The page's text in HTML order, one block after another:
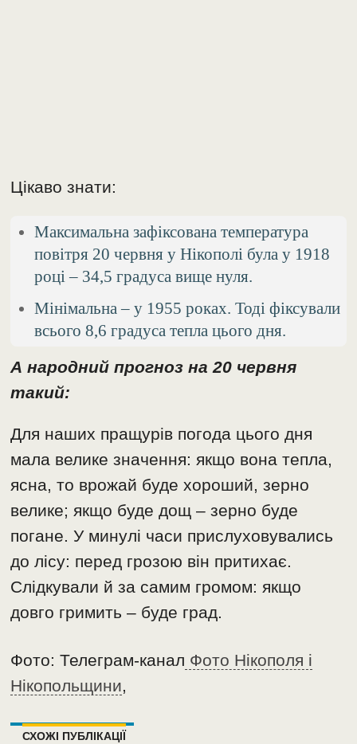
Цікаво знати:
Максимальна зафіксована температура
повітря 20 червня у Нікополі була у 1918
році – 34,5 градуса вище нуля.
Мінімальна – у 1955 роках. Тоді фіксували
всього 8,6 градуса тепла цього дня.
А народний прогноз на 20 червня
такий:
Для наших пращурів погода цього дня
мала велике значення: якщо вона тепла,
ясна, то врожай буде хороший, зерно
велике; якщо буде дощ – зерно буде
погане. У минулі часи прислуховувались
до лісу: перед грозою він притихає.
Слідкували й за самим громом: якщо
довго гримить – буде град.
Фото: Телеграм-канал Фото Нікополя і
Нікопольщини,
СХОЖІ ПУБЛІКАЦІЇ